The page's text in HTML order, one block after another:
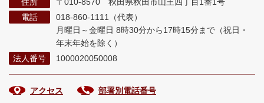
電話
018-860-1111（代表）
月曜日～金曜日 8時30分から17時15分まで （祝日・
年末年始を除く）
法人番号
1000020050008
アクセス 部署別電話番号